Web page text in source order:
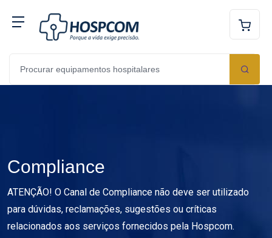
Compliance
ATENÇÃO! O Canal de Compliance não deve ser utilizado
para dúvidas, reclamações, sugestões ou críticas
relacionados aos serviços fornecidos pela Hospcom.